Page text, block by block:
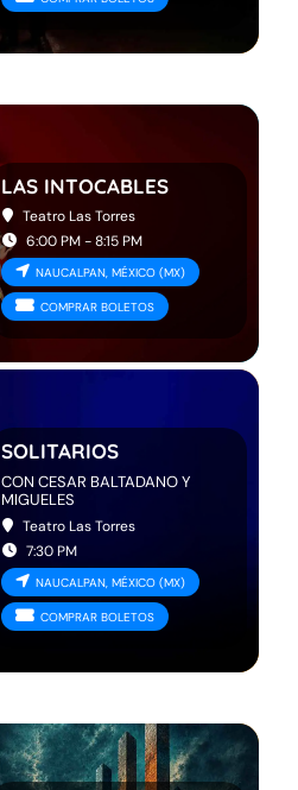
LAS INTOCABLES
Teatro Las Torres
6:00 PM - 8:15 PM
NAUCALPAN, MÉXICO (MX)
COMPRAR BOLETOS
SOLITARIOS
CON CESAR BALTADANO Y
MIGUELES
Teatro Las Torres
7:30 PM
NAUCALPAN, MÉXICO (MX)
COMPRAR BOLETOS